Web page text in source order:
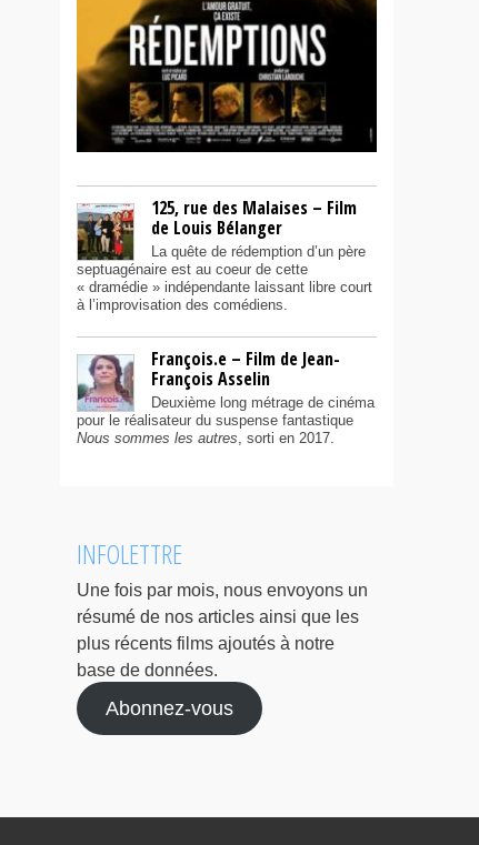
125, rue des Malaises – Film
de Louis Bélanger
La quête de rédemption d’un père
septuagénaire est au coeur de cette
« dramédie » indépendante laissant libre court
à l’improvisation des comédiens.
François.e – Film de Jean-
François Asselin
Deuxième long métrage de cinéma
pour le réalisateur du suspense fantastique
Nous sommes les autres, sorti en 2017.
INFOLETTRE
Une fois par mois, nous envoyons un
résumé de nos articles ainsi que les
plus récents films ajoutés à notre
base de données.
Abonnez-vous